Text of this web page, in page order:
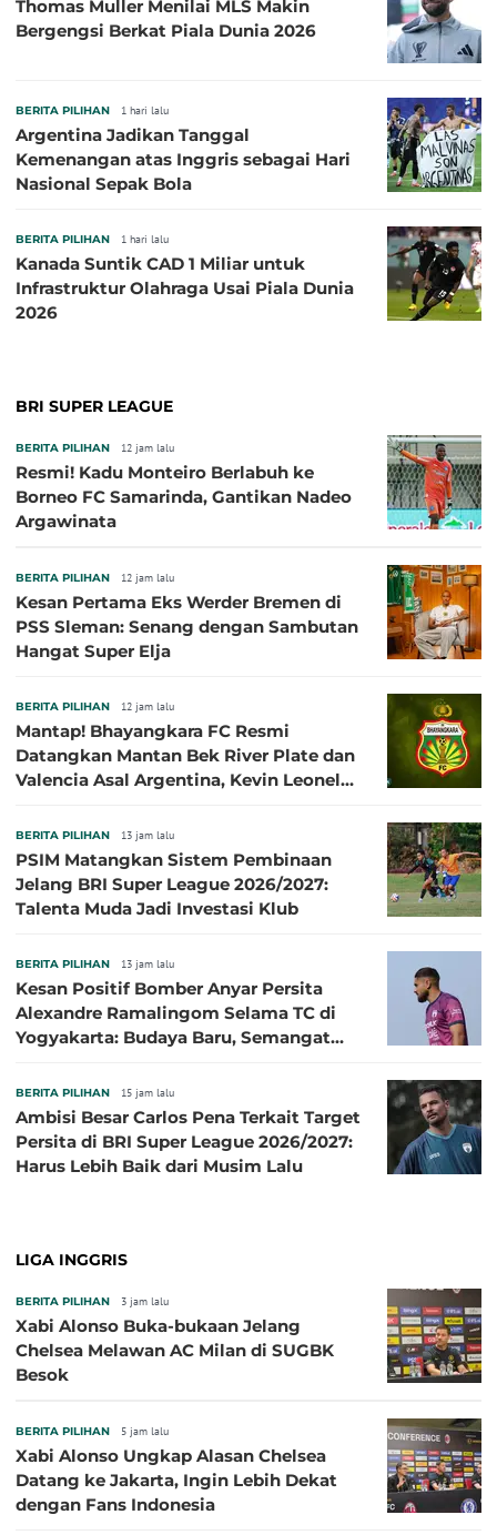
Thomas Muller Menilai MLS Makin
Bergengsi Berkat Piala Dunia 2026
BERITA PILIHAN 1 hari lalu
Argentina Jadikan Tanggal
Kemenangan atas Inggris sebagai Hari
Nasional Sepak Bola
BERITA PILIHAN 1 hari lalu
Kanada Suntik CAD 1 Miliar untuk
Infrastruktur Olahraga Usai Piala Dunia
2026
BRI SUPER LEAGUE
BERITA PILIHAN 12 jam lalu
Resmi! Kadu Monteiro Berlabuh ke
Borneo FC Samarinda, Gantikan Nadeo
Argawinata
BERITA PILIHAN 12 jam lalu
Kesan Pertama Eks Werder Bremen di
PSS Sleman: Senang dengan Sambutan
Hangat Super Elja
BERITA PILIHAN 12 jam lalu
Mantap! Bhayangkara FC Resmi
Datangkan Mantan Bek River Plate dan
Valencia Asal Argentina, Kevin Leonel
BERITA PILIHAN 13 jam lalu
PSIM Matangkan Sistem Pembinaan
Jelang BRI Super League 2026/2027:
Talenta Muda Jadi Investasi Klub
BERITA PILIHAN 13 jam lalu
Kesan Positif Bomber Anyar Persita
Alexandre Ramalingom Selama TC di
Yogyakarta: Budaya Baru, Semangat
BERITA PILIHAN 15 jam lalu
Ambisi Besar Carlos Pena Terkait Target
Persita di BRI Super League 2026/2027:
Harus Lebih Baik dari Musim Lalu
LIGA INGGRIS
BERITA PILIHAN 3 jam lalu
Xabi Alonso Buka-bukaan Jelang
Chelsea Melawan AC Milan di SUGBK
Besok
BERITA PILIHAN 5 jam lalu
Xabi Alonso Ungkap Alasan Chelsea
Datang ke Jakarta, Ingin Lebih Dekat
dengan Fans Indonesia